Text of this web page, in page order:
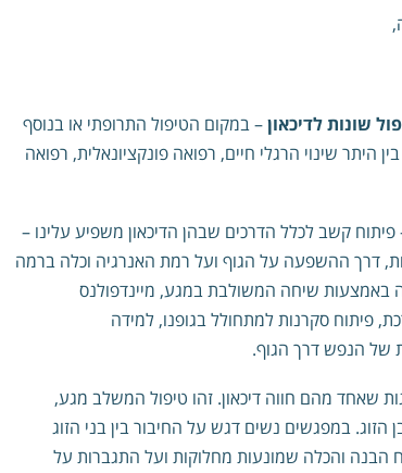
שונות לדיכאון– במקום הטיפול התרופתי או בנוסף
היתר שינוי הרגלי חיים, רפואה פונקציונאלית, רפואה
פיתוח קשב לכלל הדרכים שבהן הדיכאון משפיע עלינו –
דרך ההשפעה על הגוף ועל רמת האנרגיה וכלה ברמה
באמצעות שיחה המשולבת במגע, מיינדפולנס
פיתוח סקרנות למתחולל בגופנו, למידה
של הנפש דרך הגוף.
שאחד מהם חווה דיכאון. זהו טיפול המשלב מגע,
הזוג. במפגשים נשים דגש על החיבור בין בני הזוג
הבנה והכלה שמונעות מחלוקות ועל התגברות על